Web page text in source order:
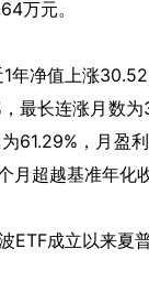
万元。
1年净值上涨
，最长连涨月数为
61.29% ，月盈
月超越基准年化
ETF成立以来夏